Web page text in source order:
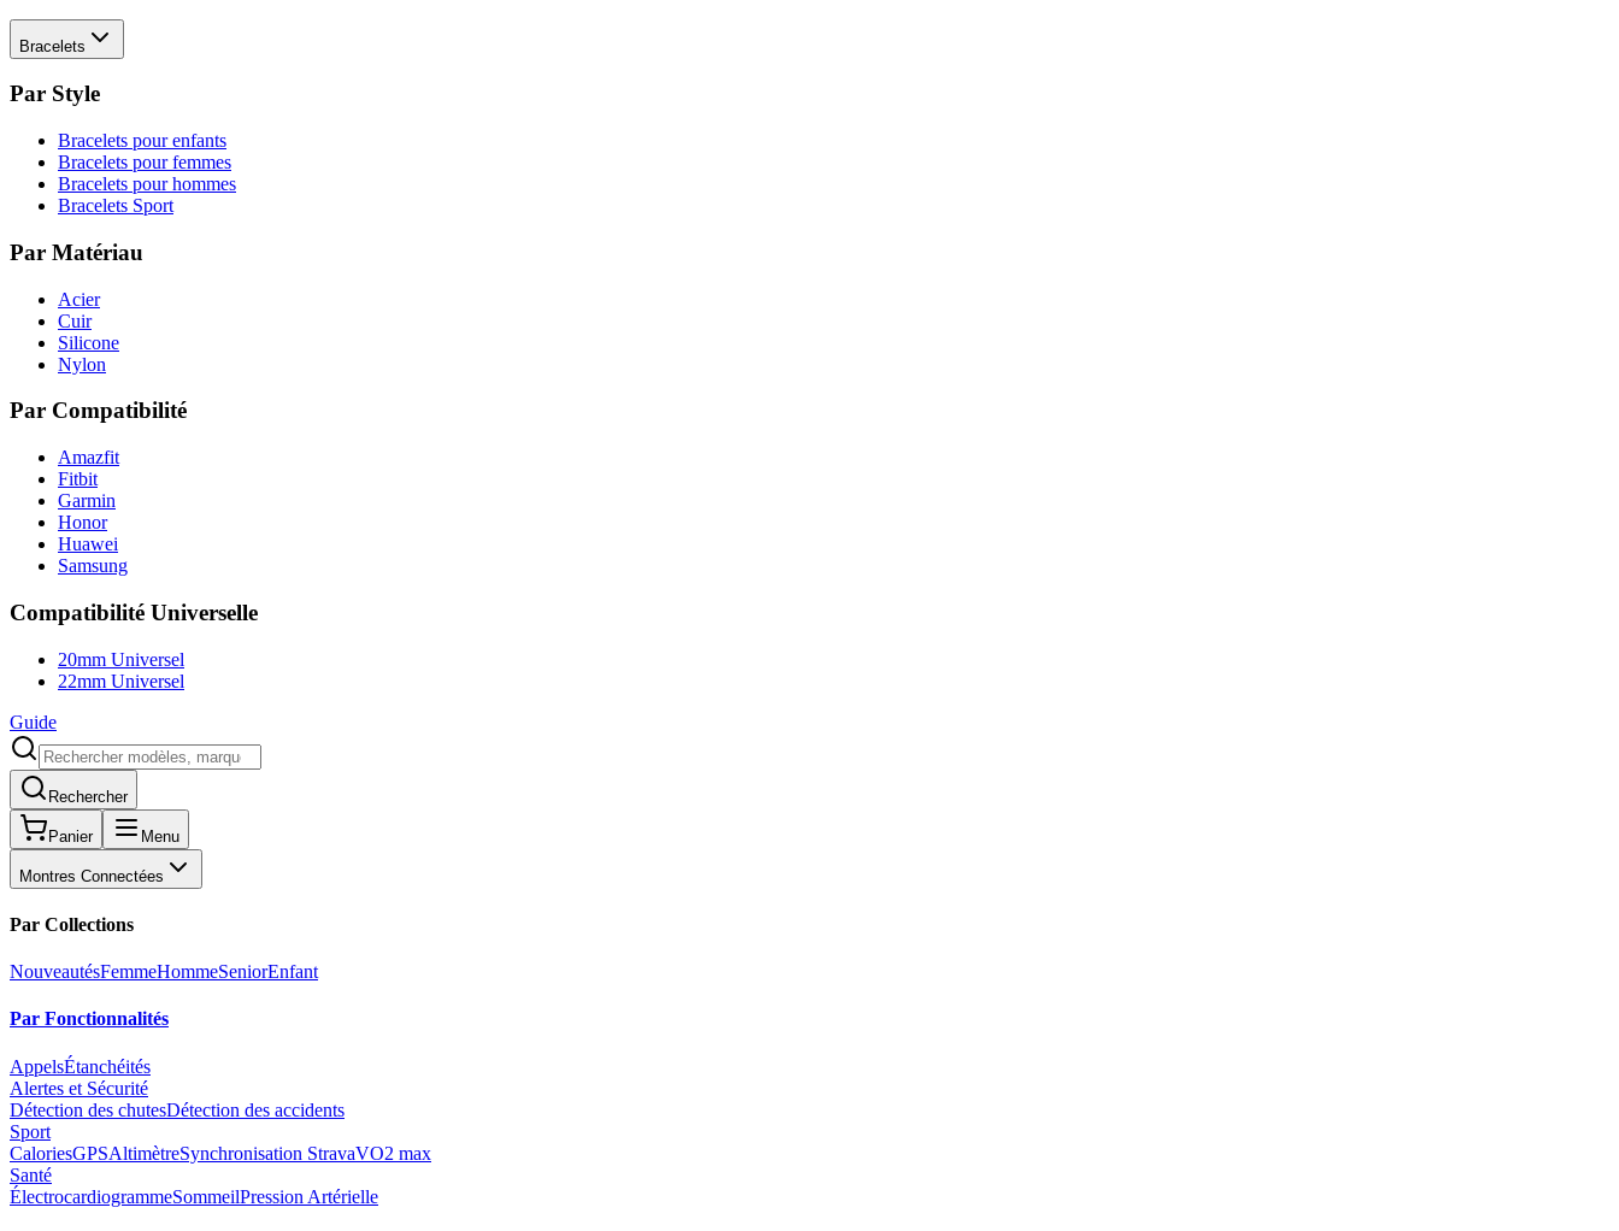
Bracelets
Par Style
Bracelets pour enfants
Bracelets pour femmes
Bracelets pour hommes
Bracelets Sport
Par Matériau
Acier
Cuir
Silicone
Nylon
Par Compatibilité
Amazfit
Fitbit
Garmin
Honor
Huawei
Samsung
Compatibilité Universelle
20mm Universel
22mm Universel
Guide
Rechercher
Panier Menu
Montres Connectées
Par Collections
NouveautésFemmeHommeSeniorEnfant
Par Fonctionnalités
AppelsÉtanchéités
Alertes et Sécurité
Détection des chutesDétection des accidents
Sport
CaloriesGPSAltimètreSynchronisation StravaVO2 max
Santé
ÉlectrocardiogrammeSommeilPression Artérielle